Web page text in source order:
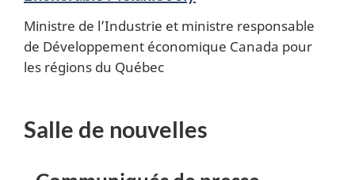
Ministre de l’Industrie et ministre responsable
de Développement économique Canada pour
les régions du Québec
Salle de nouvelles